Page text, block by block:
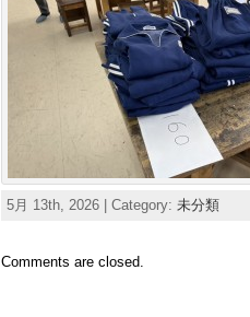
5月 13th, 2026 | Category: 未分類
Comments are closed.